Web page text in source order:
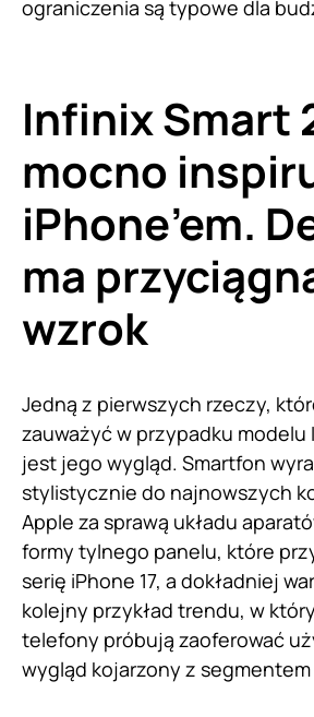
ograniczenia są typowe dla
Infinix Smart
mocno
iPhone’em.
ma
wzrok
Jedną z pierwszych rzeczy,
zauważyć w przypadku modelu
jest jego wygląd. Smartfon
stylistycznie do najnowszych
Apple za sprawą układu
formy tylnego panelu, które
serię iPhone 17, a dokładniej
kolejny przykład trendu, w
telefony próbują zaoferować
wygląd kojarzony z segmentem